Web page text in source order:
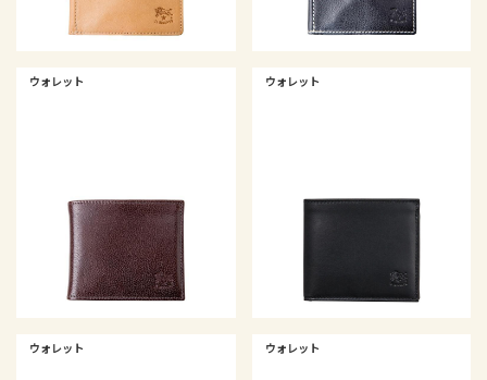
ウォレット ウォレット
ウォレット ウォレット